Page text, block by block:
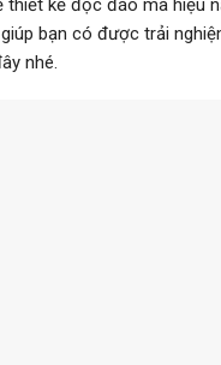
kế độc đáo mà hiệu
bạn có được trải
nhé.